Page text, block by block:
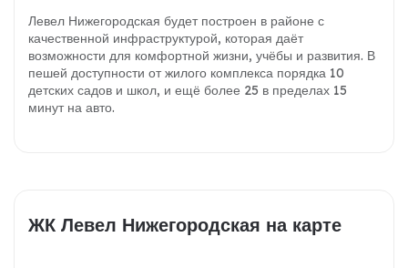
Левел Нижегородская будет построен в районе с
качественной инфраструктурой, которая даёт
возможности для комфортной жизни, учёбы и развития. В
пешей доступности от жилого комплекса порядка 10
детских садов и школ, и ещё более 25 в пределах 15
минут на авто.
ЖК Левел Нижегородская на карте